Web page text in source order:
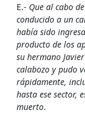
E.- Que al cabo
conducido a un
habí­a sido
producto de los
su hermano
calabozo y pudo
rápidamente,
hasta ese sector,
muerto.